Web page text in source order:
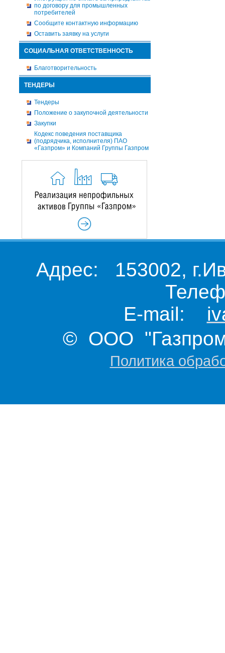
по договору для промышленных
потребителей
Сообщите контактную информацию
Оставить заявку на услуги
СОЦИАЛЬНАЯ ОТВЕТСТВЕННОСТЬ
Благотворительность
ТЕНДЕРЫ
Тендеры
Положение о закупочной деятельности
Закупки
Кодекс поведения поставщика
(подрядчика, исполнителя) ПАО
«Газпром» и Компаний Группы Газпром
Адрес: 153002,
E-mail:
© ООО "Газпром
Политика